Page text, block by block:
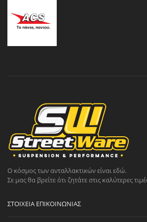
Ο κόσμος των ανταλλακτικών είναι εδώ.
Σε μας θα βρείτε ότι ζητάτε στις καλύτερες
ΣΤΟΙΧΕΊΑ ΕΠΙΚΟΙΝΩΝΊΑΣ